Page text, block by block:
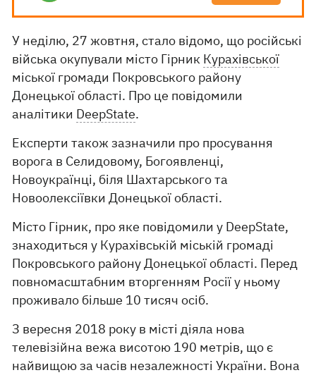
У неділю, 27 жовтня, стало відомо, що російські
війська окупували місто Гірник Курахівської
міської громади Покровського району
Донецької області. Про це повідомили
аналітики DeepState.
Експерти також зазначили про просування
ворога в Селидовому, Богоявленці,
Новоукраїнці, біля Шахтарського та
Новоолексіївки Донецької області.
Місто Гірник, про яке повідомили у DeepState,
знаходиться у Курахівській міській громаді
Покровського району Донецької області. Перед
повномасштабним вторгенням Росії у ньому
проживало більше 10 тисяч осіб.
З вересня 2018 року в місті діяла нова
телевізійна вежа висотою 190 метрів, що є
найвищою за часів незалежності України. Вона